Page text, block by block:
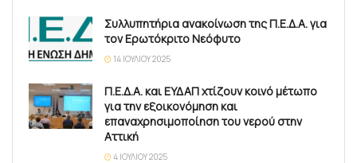
Συλλυπητήρια ανακοίνωση της Π.Ε.Δ.Α. για
τον Ερωτόκριτο Νεόφυτο
14 ΙΟΥΛΊΟΥ 2025
Π.Ε.Δ.Α. και ΕΥΔΑΠ χτίζουν κοινό μέτωπο
για την εξοικονόμηση και
επαναχρησιμοποίηση του νερού στην
Αττική
4 ΙΟΥΛΊΟΥ 2025